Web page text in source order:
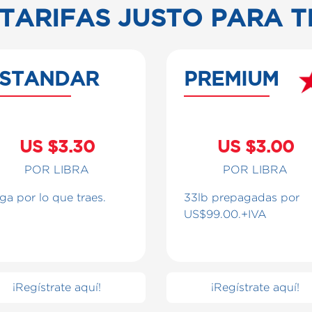
JUSTO PARA
US $3.30
POR LIBRA
por lo que traes.
¡Regístrate aquí!
PREMIUM
US $3.00
POR LIBRA
33lb prepagadas por
US$99.00.+IVA
¡Regístrate aquí!